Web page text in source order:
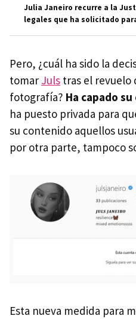
Julia Janeiro recurre a la
legales que ha solicitado
Pero, ¿cuál ha sido la
tomar Juls tras el revuelo
fotografía? Ha capado
ha puesto privada para
su contenido aquellos
por otra parte, tampoco
Esta nueva medida para